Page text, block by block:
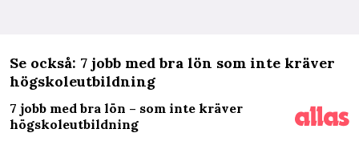
Se också: 7 jobb med bra lön som inte kräver
högskoleutbildning
7 jobb med bra lön – som inte kräver
högskoleutbildning